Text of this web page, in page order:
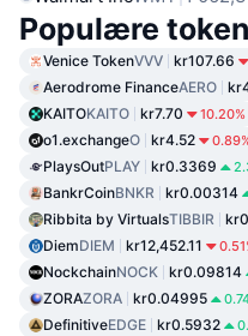
Populære
Venice TokenVVV kr107.66
Aerodrome FinanceAERO
KAITOKAITO kr7.70 10.20%
o1.exchangeO kr4.52
PlaysOutPLAY kr0.3369
BankrCoinBNKR kr0.00314
Ribbita by VirtualsTIBBIR
DiemDIEM kr12,452.11
NockchainNOCK kr0.09814
ZORAZORA kr0.04995
DefinitiveEDGE kr0.5932